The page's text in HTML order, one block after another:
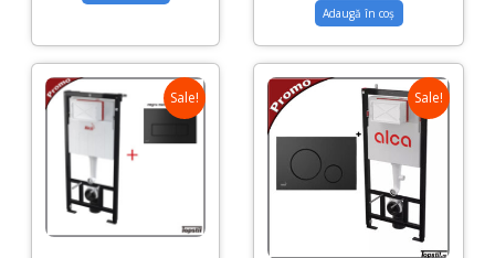
Adaugă în coș
Sale! Sale!